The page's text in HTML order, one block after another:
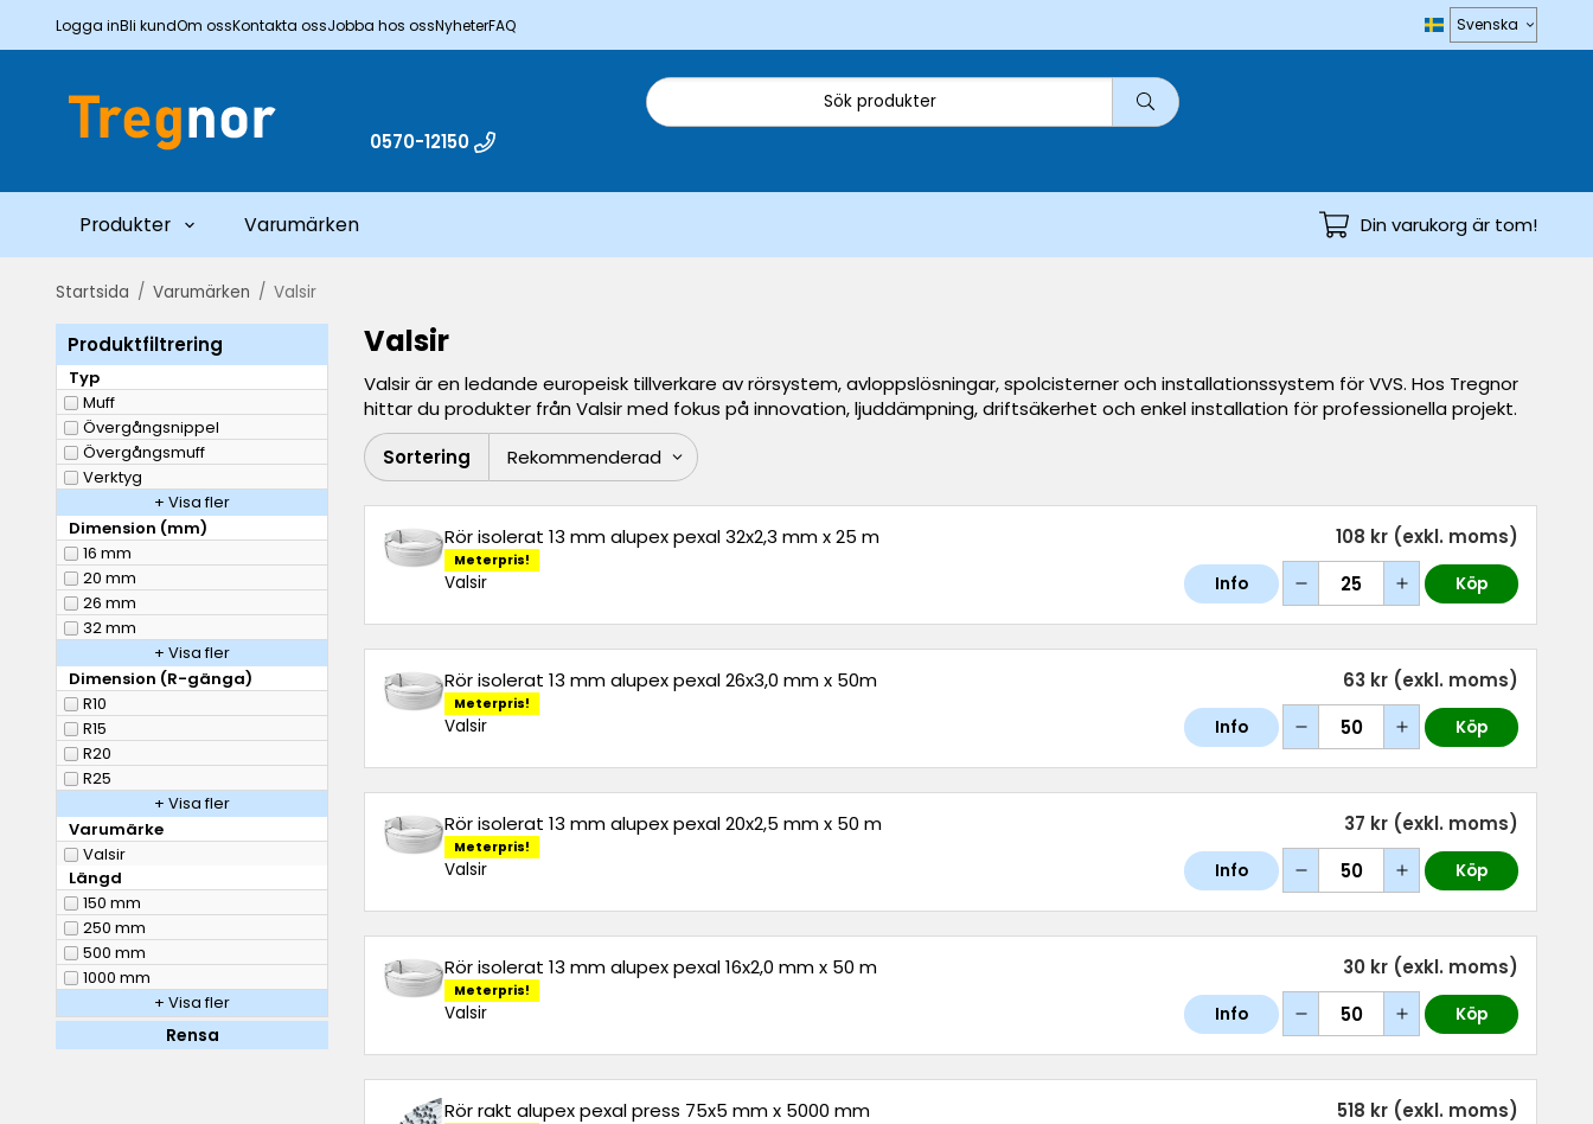
Logga inBli kundOm ossKontakta ossJobba hos ossNyheterFAQ
0570-12150
Produkter Varumärken Din varukorg är tom!
Startsida / Varumärken / Valsir
Produktfiltrering
Typ
Muff
Övergångsnippel
Övergångsmuff
Verktyg
+ Visa fler
Dimension (mm)
16 mm
20 mm
26 mm
32 mm
+ Visa fler
Dimension (R-gänga)
R10
R15
R20
R25
+ Visa fler
Varumärke
Valsir
Längd
150 mm
250 mm
500 mm
1000 mm
+ Visa fler
Rensa
Valsir
Valsir är en ledande europeisk tillverkare av rörsystem, avloppslösningar, spolcisterner och installationssystem för VVS. Hos Tregnor
hittar du produkter från Valsir med fokus på innovation, ljuddämpning, driftsäkerhet och enkel installation för professionella projekt.
Sortering
Rör isolerat 13 mm alupex pexal 32x2,3 mm x 25 m
Meterpris!
Valsir
108 kr (exkl. moms)
Info Köp
Rör isolerat 13 mm alupex pexal 26x3,0 mm x 50m
Meterpris!
Valsir
63 kr (exkl. moms)
Info Köp
Rör isolerat 13 mm alupex pexal 20x2,5 mm x 50 m
Meterpris!
Valsir
37 kr (exkl. moms)
Info Köp
Rör isolerat 13 mm alupex pexal 16x2,0 mm x 50 m
Meterpris!
Valsir
30 kr (exkl. moms)
Info Köp
Rör rakt alupex pexal press 75x5 mm x 5000 mm 518 kr (exkl. moms)